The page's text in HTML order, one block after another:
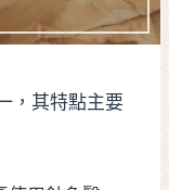
，其特點主要